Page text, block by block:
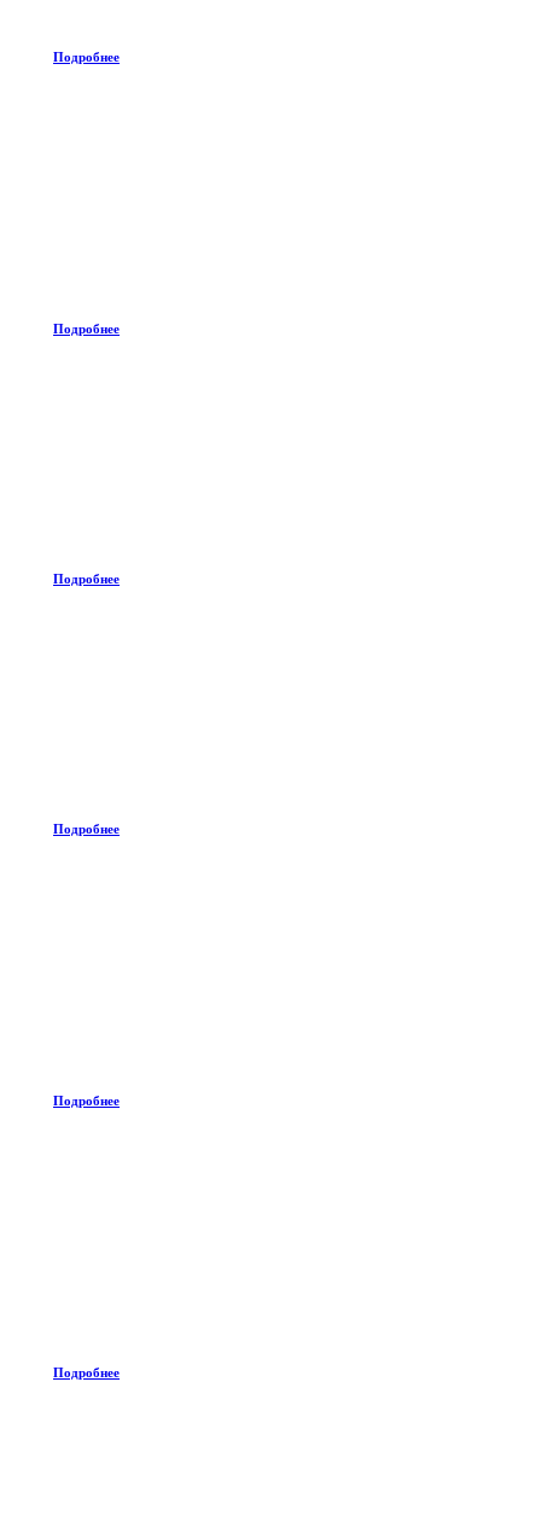
Подробнее
Подробнее
Подробнее
Подробнее
Подробнее
Подробнее